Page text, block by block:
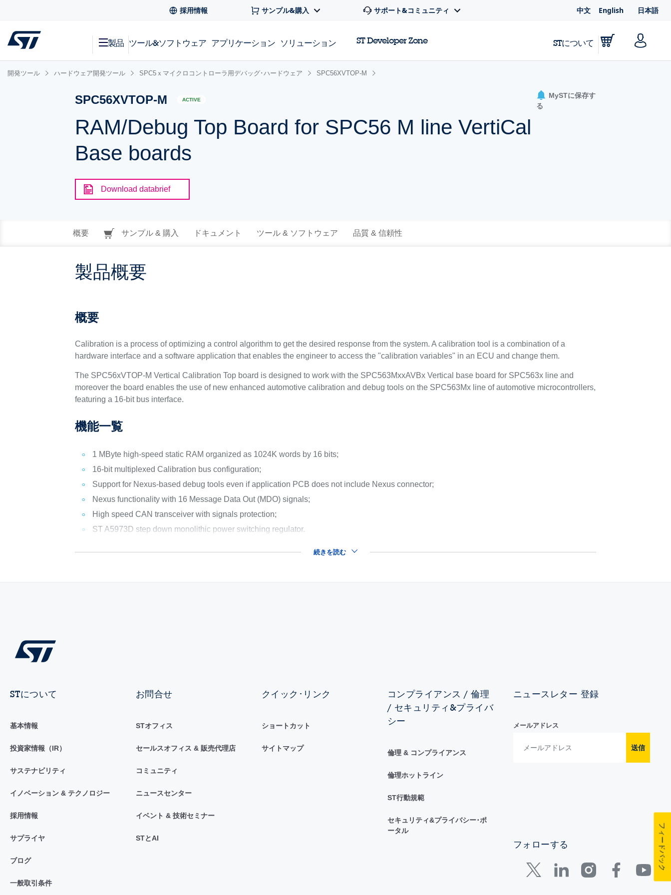
採用情報 サンプル&購入 サポート&コミュニティ 中文 English 日本語
製品 ツール&ソフトウェア アプリケーション ソリューション ST Developer Zone STについて
開発ツール ハードウェア開発ツール SPC5ｘマイクロコントローラ用デバッグ･ハードウェア SPC56XVTOP-M
SPC56XVTOP-M ACTIVE
RAM/Debug Top Board for SPC56 M line VertiCal
Base boards
MySTに保存す
る
Download databrief
概要 サンプル & 購入 ドキュメント ツール & ソフトウェア 品質 & 信頼性
製品概要
概要
Calibration is a process of optimizing a control algorithm to get the desired response from the system. A calibration tool is a combination of a
hardware interface and a software application that enables the engineer to access the "calibration variables" in an ECU and change them.
The SPC56xVTOP-M Vertical Calibration Top board is designed to work with the SPC563MxxAVBx Vertical base board for SPC563x line and
moreover the board enables the use of new enhanced automotive calibration and debug tools on the SPC563Mx line of automotive microcontrollers,
featuring a 16-bit bus interface.
機能一覧
1 MByte high-speed static RAM organized as 1024K words by 16 bits;
16-bit multiplexed Calibration bus configuration;
Support for Nexus-based debug tools even if application PCB does not include Nexus connector;
Nexus functionality with 16 Message Data Out (MDO) signals;
High speed CAN transceiver with signals protection;
ST A5973D step down monolithic power switching regulator.
続きを読む
STについて
基本情報
投資家情報（IR）
サステナビリティ
イノベーション & テクノロジー
採用情報
サプライヤ
ブログ
一般取引条件
お問合せ
STオフィス
セールスオフィス & 販売代理店
コミュニティ
ニュースセンター
イベント & 技術セミナー
STとAI
クイック･リンク
ショートカット
サイトマップ
コンプライアンス / 倫理
/ セキュリティ&プライバ
シー
倫理 & コンプライアンス
倫理ホットライン
ST行動規範
セキュリティ&プライバシー･ポ
ータル
ニュースレター 登録
メールアドレス
送信
フォローする フィードバック